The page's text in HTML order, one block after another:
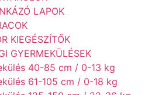
LAPOK
KIEGÉSZÍTŐK
GYERMEKÜLÉSEK
40-85 cm / 0-13 kg
61-105 cm / 0-18 kg